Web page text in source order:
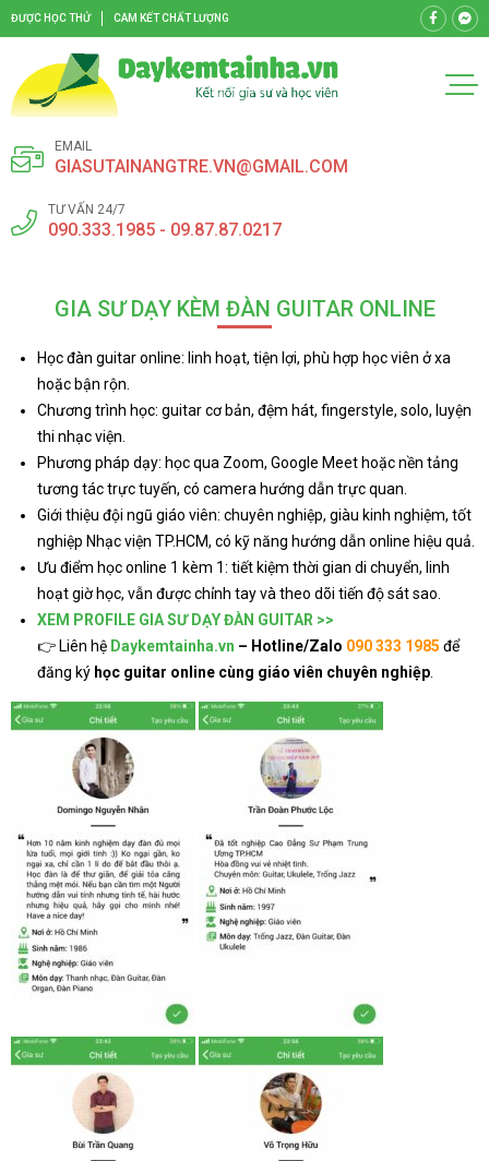
ĐƯỢC HỌC THỬ CAM KẾT CHẤT LƯỢNG
EMAIL
GIASUTAINANGTRE.VN@GMAIL.COM
TƯ VẤN 24/7
090.333.1985 - 09.87.87.0217
GIA SƯ DẠY KÈM ĐÀN GUITAR ONLINE
Học đàn guitar online: linh hoạt, tiện lợi, phù hợp học viên ở xa
hoặc bận rộn.
Chương trình học: guitar cơ bản, đệm hát, fingerstyle, solo, luyện
thi nhạc viện.
Phương pháp dạy: học qua Zoom, Google Meet hoặc nền tảng
tương tác trực tuyến, có camera hướng dẫn trực quan.
Giới thiệu đội ngũ giáo viên: chuyên nghiệp, giàu kinh nghiệm, tốt
nghiệp Nhạc viện TP.HCM, có kỹ năng hướng dẫn online hiệu quả.
Ưu điểm học online 1 kèm 1: tiết kiệm thời gian di chuyển, linh
hoạt giờ học, vẫn được chỉnh tay và theo dõi tiến độ sát sao.
XEM PROFILE GIA SƯ DẠY ĐÀN GUITAR >>
👉 Liên hệ Daykemtainha.vn – Hotline/Zalo 090 333 1985 để
đăng ký học guitar online cùng giáo viên chuyên nghiệp